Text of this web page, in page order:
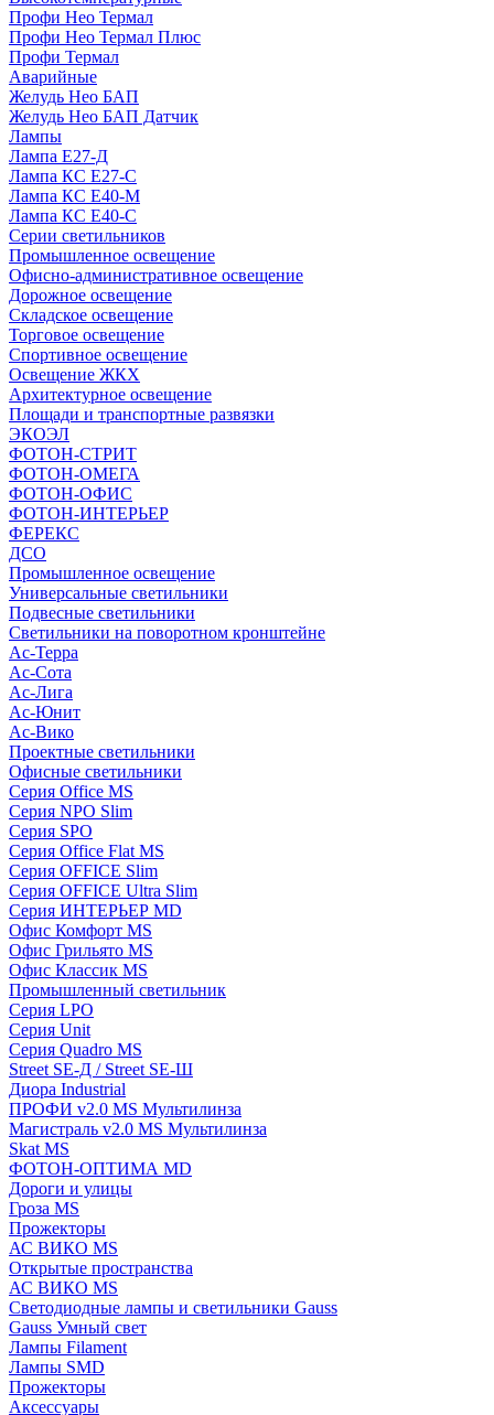
Профи Нео Термал
Профи Нео Термал Плюс
Профи Термал
Аварийные
Желудь Нео БАП
Желудь Нео БАП Датчик
Лампы
Лампа Е27-Д
Лампа КС Е27-С
Лампа КС Е40-М
Лампа КС Е40-С
Серии светильников
Промышленное освещение
Офисно-административное освещение
Дорожное освещение
Складское освещение
Торговое освещение
Спортивное освещение
Освещение ЖКХ
Архитектурное освещение
Площади и транспортные развязки
ЭКОЭЛ
ФОТОН-СТРИТ
ФОТОН-ОМЕГА
ФОТОН-ОФИС
ФОТОН-ИНТЕРЬЕР
ФЕРЕКС
ДСО
Промышленное освещение
Универсальные светильники
Подвесные светильники
Светильники на поворотном кронштейне
Ас-Терра
Ас-Сота
Ас-Лига
Ас-Юнит
Ас-Вико
Проектные светильники
Офисные светильники
Серия Office MS
Серия NPO Slim
Серия SPO
Серия Office Flat MS
Серия OFFICE Slim
Серия OFFICE Ultra Slim
Серия ИНТЕРЬЕР MD
Офис Комфорт MS
Офис Грильято MS
Офис Классик MS
Промышленный светильник
Серия LPO
Серия Unit
Серия Quadro MS
Street SE-Д / Street SE-Ш
Диора Industrial
ПРОФИ v2.0 MS Мультилинза
Магистраль v2.0 MS Мультилинза
Skat MS
ФОТОН-ОПТИМА MD
Дороги и улицы
Гроза MS
Прожекторы
АС ВИКО MS
Открытые пространства
АС ВИКО MS
Светодиодные лампы и светильники Gauss
Gauss Умный свет
Лампы Filament
Лампы SMD
Прожекторы
Аксессуары